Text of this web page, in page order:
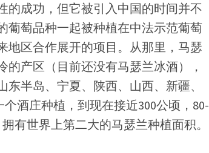
的成功，但它被引入中国的时间并不
葡萄品种一起被种植在中法示范葡萄
地区合作展开的项目。从那里，马瑟
产区（目前还没有马瑟兰冰酒），
半岛、宁夏、陕西、山西、新疆、
酒庄种植，到现在接近300公顷，80-
有世界上第二大的马瑟兰种植面积。